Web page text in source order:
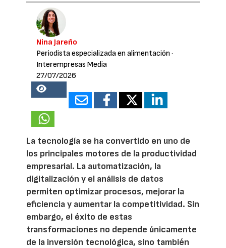
Nina Jareño
Periodista especializada en alimentación ·
Interempresas Media
27/07/2026
16985
La tecnología se ha convertido en uno de
los principales motores de la productividad
empresarial. La automatización, la
digitalización y el análisis de datos
permiten optimizar procesos, mejorar la
eficiencia y aumentar la competitividad. Sin
embargo, el éxito de estas
transformaciones no depende únicamente
de la inversión tecnológica, sino también